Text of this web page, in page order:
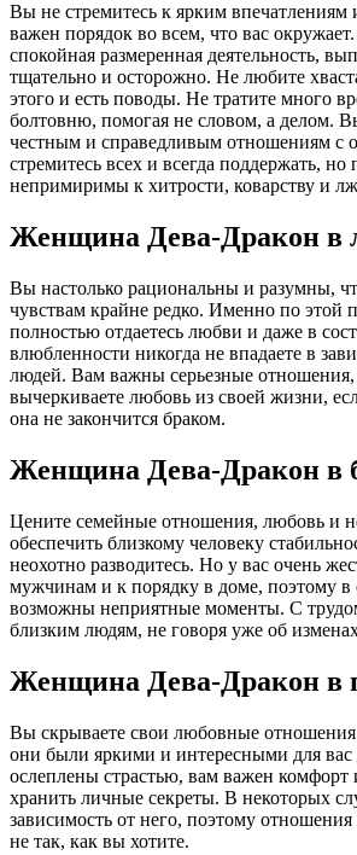
Вы не стремитесь к ярким впечатлениям
важен порядок во всем, что вас
спокойная размеренная деятельность,
тщательно и осторожно. Не любите
этого и есть поводы. Не тратите много
болтовню, помогая не словом, а делом.
честным и справедливым отношениям
стремитесь всех и всегда поддержать, но
непримиримы к хитрости, коварству и
Женщина Дева-Дракон в
Вы настолько рациональны и разумны,
чувствам крайне редко. Именно по этой
полностью отдаетесь любви и даже в
влюбленности никогда не впадаете в
людей. Вам важны серьезные отношения,
вычеркиваете любовь из своей жизни,
она не закончится браком.
Женщина Дева-Дракон в
Цените семейные отношения, любовь и
обеспечить близкому человеку
неохотно разводитесь. Но у вас очень
мужчинам и к порядку в доме, поэтому
возможны неприятные моменты. С
близким людям, не говоря уже об
Женщина Дева-Дракон в
Вы скрываете свои любовные отношения
они были яркими и интересными для вас
ослеплены страстью, вам важен комфорт
хранить личные секреты. В некоторых
зависимость от него, поэтому отношения
не так, как вы хотите.